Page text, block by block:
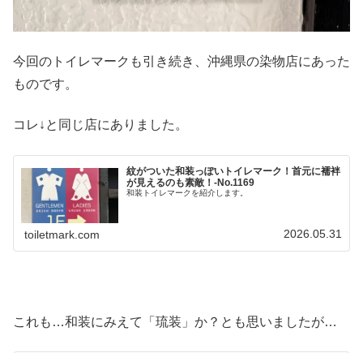
今回のトイレマークも引き続き、沖縄県の染物店にあった
ものです。
コレ↓と同じ店にありました。
紋がついた和装っぽいトイレマーク！首元に襦袢
が見えるのも素敵！-No.1169
和装トイレマークを紹介します。
toiletmark.com 2026.05.31
これも…和装にみえて「琉装」か？とも思いましたが…